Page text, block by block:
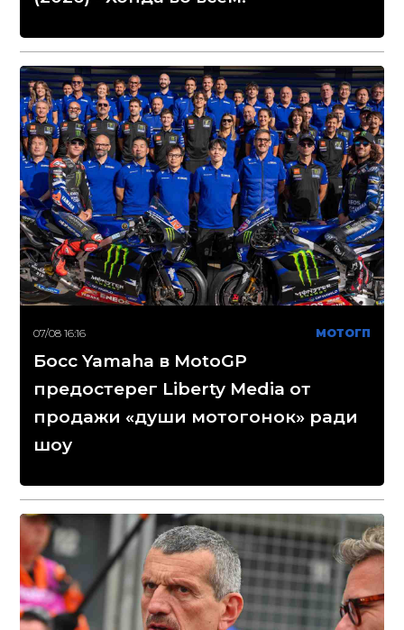
07/08 16:16 МОТОГП
Босс Yamaha в MotoGP
предостерег Liberty Media от
продажи «души мотогонок» ради
шоу